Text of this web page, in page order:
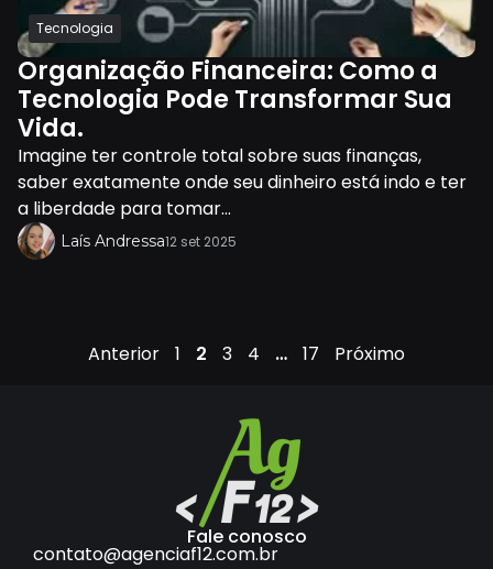
Tecnologia
Organização Financeira: Como a
Tecnologia Pode Transformar Sua
Vida.
Imagine ter controle total sobre suas finanças,
saber exatamente onde seu dinheiro está indo e ter
a liberdade para tomar...
Laís Andressa12 set 2025
Anterior 1 2 3 4 … 17 Próximo
Fale conosco
contato@agenciaf12.com.br